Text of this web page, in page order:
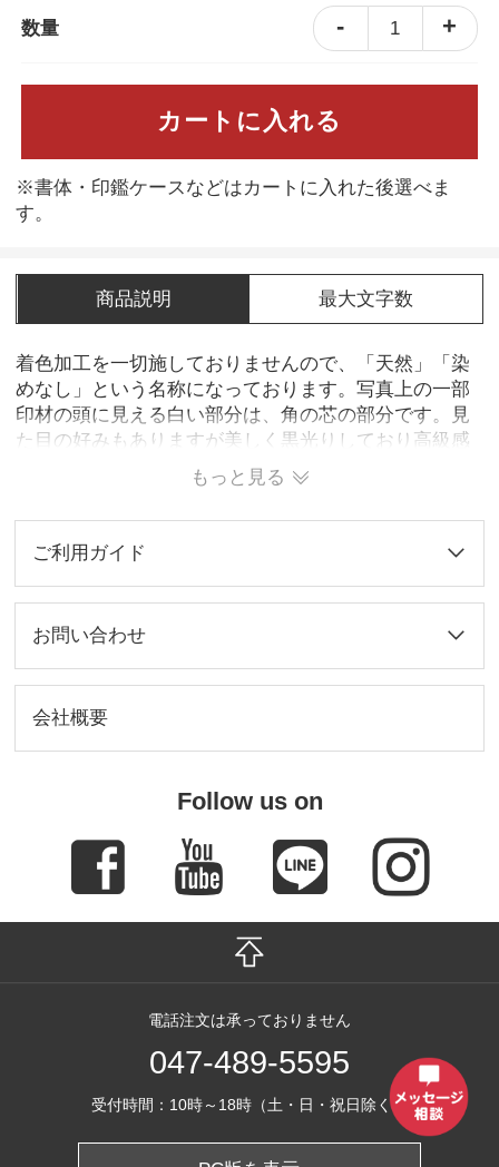
数量 - 1 +
カートに入れる
※書体・印鑑ケースなどはカートに入れた後選べま
す。
商品説明 最大文字数
着色加工を一切施しておりませんので、「天然」「染
めなし」という名称になっております。写真上の一部
印材の頭に見える白い部分は、角の芯の部分です。見
た目の好みもありますが美しく黒光りしており高級感
もあります。 水気に弱いが牛角材質の通性なので、ご
使用と保管に注意が必要です。
もっと見る
ご利用ガイド
お問い合わせ
会社概要
Follow us on
電話注文は承っておりません
047-489-5595
受付時間：10時～18時（土・日・祝日除く）